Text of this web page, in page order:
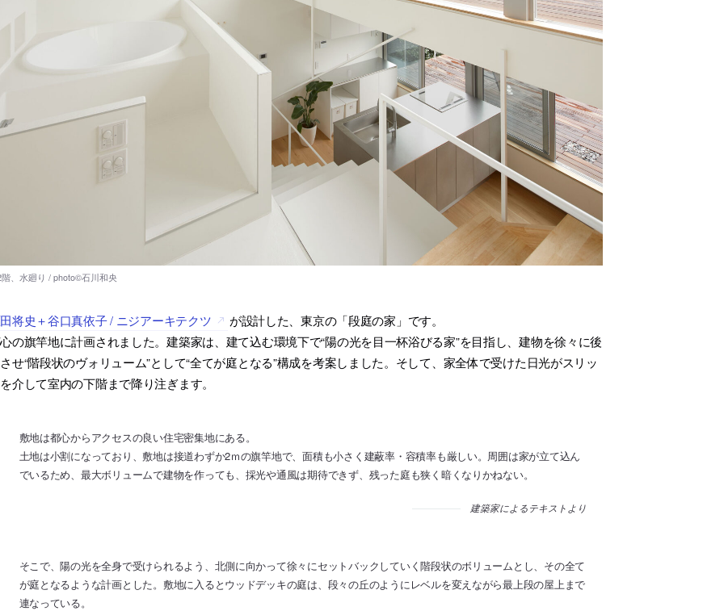
将史＋谷口真依子 / ニジアーキテクツ
が設計した、東京の「段庭の家」です。
の旗竿地に計画されました。建築家は、建て込む環境下で“陽の光を目一杯浴びる家”を目指し、建物を徐々に後
せ“階段状のヴォリューム”として“全てが庭となる”構成を考案しました。そして、家全体で受けた日光がスリッ
を介して室内の下階まで降り注ぎます。
敷地は都心からアクセスの良い住宅密集地にある。
土地は小割になっており、敷地は接道わずか2ｍの旗竿地で、面積も小さく建蔽率・容積率も厳しい。周囲は家が立て込ん
でいるため、最大ボリュームで建物を作っても、採光や通風は期待できず、残った庭も狭く暗くなりかねない。
建築家によるテキストより
そこで、陽の光を全身で受けられるよう、北側に向かって徐々にセットバックしていく階段状のボリュームとし、その全て
が庭となるような計画とした。敷地に入るとウッドデッキの庭は、段々の丘のようにレベルを変えながら最上段の屋上まで
連なっている。